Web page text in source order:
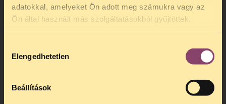
adatokkal, amelyeket Ön adott meg számukra vagy az
Ön által használt más szolgáltatásokból gyűjtöttek.
kiválasztása
Elengedhetetlen
Beállítások
TELEFONOS JOGSEGÉLY
SZÜNET!
hogytelefonos jogsegélyünk július 27 és
telefonos jogsegély
kedden, 13 és 15 óra között lesz